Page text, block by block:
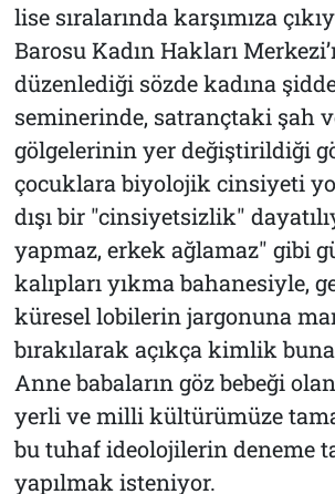
lise sıralarında karşımıza
Barosu Kadın Hakları
düzenlediği sözde kadına
seminerinde, satrançtaki şah
gölgelerinin yer değiştirildiği
çocuklara biyolojik cinsiyeti
dışı bir "cinsiyetsizlik"
yapmaz, erkek ağlamaz" gibi
kalıpları yıkma bahanesiyle,
küresel lobilerin jargonuna
bırakılarak açıkça kimlik
Anne babaların göz bebeği
yerli ve milli kültürümüze
bu tuhaf ideolojilerin deneme
yapılmak isteniyor.